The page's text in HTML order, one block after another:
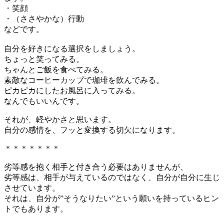
・笑顔
・（ささやかな）行動
などです。
自分を好きになる選択をしましょう。
ちょっと笑ってみる。
ちゃんとご飯を食べてみる。
素敵なコーヒーカップで珈琲を飲んでみる。
ピカピカにしたお風呂に入ってみる。
なんでもいいんです。
それが、軽やかさと思います。
自分の感情を、フッと変換する切欠になります。
＊＊＊＊＊＊＊
劣等感を抱く相手と付き合う必要はありませんが、
劣等感は、相手が与えているのではなく、自分が自分に生じ
させています。
それは、自分が”そうなりたい”という願いを持っているヒン
トでもあります。